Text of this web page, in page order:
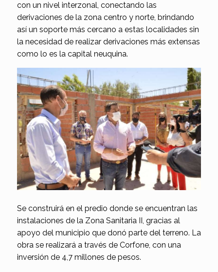
con un nivel interzonal, conectando las
derivaciones de la zona centro y norte, brindando
así un soporte más cercano a estas localidades sin
la necesidad de realizar derivaciones más extensas
como lo es la capital neuquina.
Se construirá en el predio donde se encuentran las
instalaciones de la Zona Sanitaria II, gracias al
apoyo del municipio que donó parte del terreno. La
obra se realizará a través de Corfone, con una
inversión de 4,7 millones de pesos.